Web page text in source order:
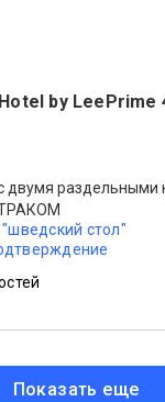
by LeePrime
двумя раздельными
стол"
Показать еще